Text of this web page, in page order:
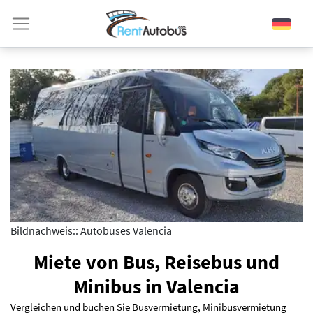
Bildnachweis:: Autobuses Valencia
Miete von Bus, Reisebus und
Minibus in Valencia
Vergleichen und buchen Sie Busvermietung, Minibusvermietung